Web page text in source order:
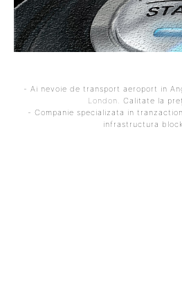
- Ai nevoie de transport aeroport in
London . Calitate la
- Companie specializata in
infrastructura